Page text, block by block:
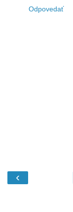
Odpovedať
‹